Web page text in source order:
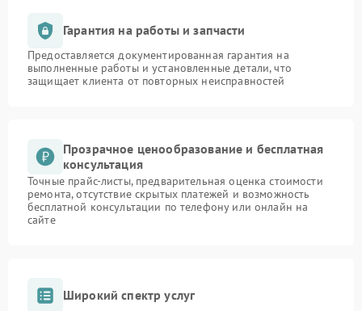
Гарантия на работы и запчасти
Предоставляется документированная гарантия на
выполненные работы и установленные детали, что
защищает клиента от повторных неисправностей
Прозрачное ценообразование и бесплатная
консультация
Точные прайс-листы, предварительная оценка стоимости
ремонта, отсутствие скрытых платежей и возможность
бесплатной консультации по телефону или онлайн на
сайте
Широкий спектр услуг